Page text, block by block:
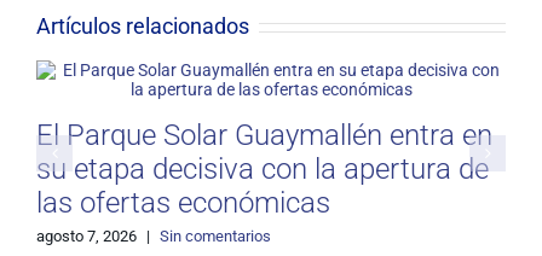
Artículos relacionados
El Parque Solar Guaymallén entra en
su etapa decisiva con la apertura de
las ofertas económicas
agosto 7, 2026 | Sin comentarios